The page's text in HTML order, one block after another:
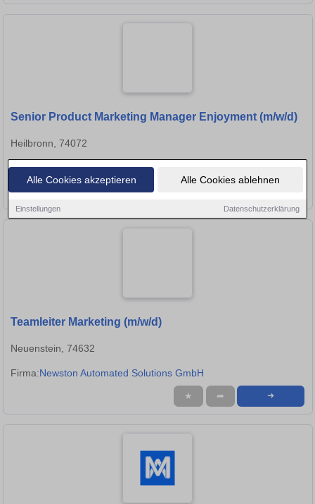
Alle Cookies akzeptieren Alle Cookies ablehnen
Einstellungen Datenschutzerklärung
Senior Product Marketing Manager Enjoyment (m/w/d)
Heilbronn, 74072
Firma:beyerdynamic GmbH & Co. KG
Teamleiter Marketing (m/w/d)
Neuenstein, 74632
Firma:Newston Automated Solutions GmbH
★ ➦ ➜